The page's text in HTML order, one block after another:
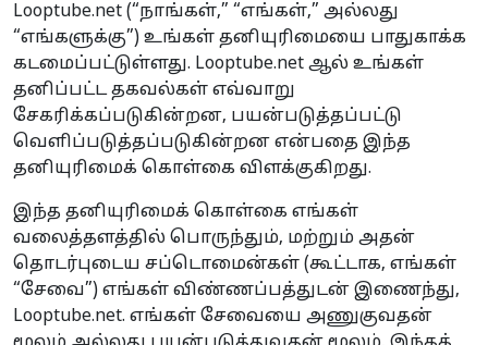
Looptube.net (“நாங்கள்,” “எங்கள்,” அல்லது
“எங்களுக்கு”) உங்கள் தனியுரிமையை பாதுகாக்க
கடமைப்பட்டுள்ளது. Looptube.net ஆல் உங்கள்
தனிப்பட்ட தகவல்கள் எவ்வாறு
சேகரிக்கப்படுகின்றன, பயன்படுத்தப்பட்டு
வெளிப்படுத்தப்படுகின்றன என்பதை இந்த
தனியுரிமைக் கொள்கை விளக்குகிறது.
இந்த தனியுரிமைக் கொள்கை எங்கள்
வலைத்தளத்தில் பொருந்தும், மற்றும் அதன்
தொடர்புடைய சப்டொமைன்கள் (கூட்டாக, எங்கள்
“சேவை”) எங்கள் விண்ணப்பத்துடன் இணைந்து,
Looptube.net. எங்கள் சேவையை அணுகுவதன்